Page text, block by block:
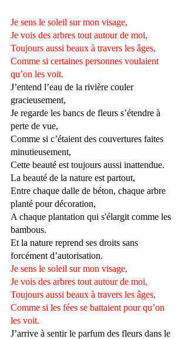
Je sens le soleil sur mon visage,
Je vois des arbres tout autour de moi,
Toujours aussi beaux à travers les âges,
Comme si certaines personnes voulaient
qu’on les voit.
J’entend l’eau de la rivière couler
gracieusement,
Je regarde les bancs de fleurs s’étendre à
perte de vue,
Comme si c’étaient des couvertures faites
minutieusement,
Cette beauté est toujours aussi inattendue.
La beauté de la nature est partout,
Entre chaque dalle de béton, chaque arbre
planté pour décoration,
A chaque plantation qui s'élargit comme les
bambous.
Et la nature reprend ses droits sans
forcément d’autorisation.
Je sens le soleil sur mon visage,
Je vois des arbres tout autour de moi,
Toujours aussi beaux à travers les âges,
Comme si les fées se battaient pour qu’on
les voit.
J’arrive à sentir le parfum des fleurs dans le